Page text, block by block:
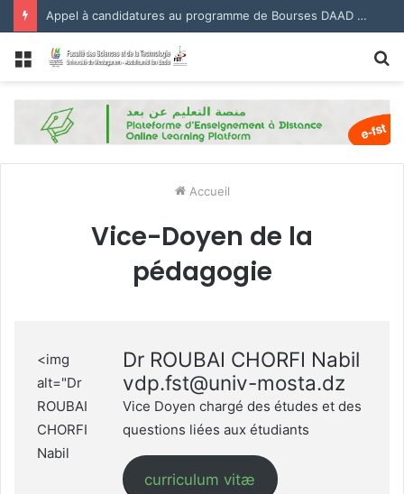
Appel à candidatures au programme de Bourses DAAD 2027.
Menu
Accueil
Vice-Doyen de la
pédagogie
<img
alt="Dr
ROUBAI
CHORFI
Nabil
Dr ROUBAI CHORFI Nabil
vdp.fst@univ-mosta.dz
Vice Doyen chargé des études et des
questions liées aux étudiants
curriculum vitæ